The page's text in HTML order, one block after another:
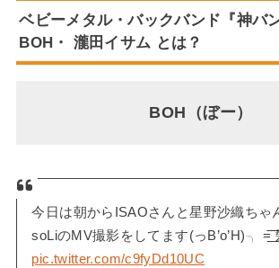
ベビーメタル・バックバンド『神バ
BOH・ 瀧田イサム とは？
BOH（ぼー）
今日は朝からISAOさんと星野沙織ちゃ
soLiのMV撮影をしてます(っB’o’H)╮ =͟͟͞͞
pic.twitter.com/c9fyDd10UC